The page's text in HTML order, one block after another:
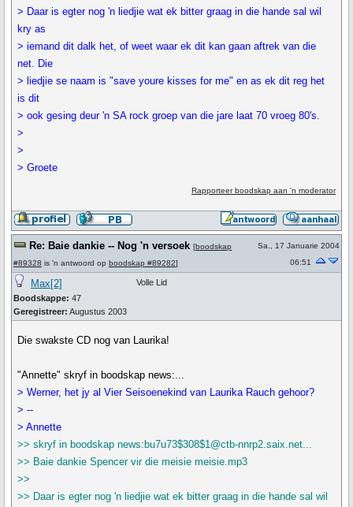
> Daar is egter nog 'n liedjie wat ek bitter graag in die hande sal wil
kry as
> iemand dit dalk het, of weet waar ek dit kan gaan aftrek van die
net. Die
> liedjie se naam is "save youre kisses for me" en as ek dit reg het
is dit
> ook gesing deur 'n SA rock groep van die jare laat 70 vroeg 80's.
>
>
> Groete
Rapporteer boodskap aan 'n moderator
Re: Baie dankie -- Nog 'n versoek [boodskap
#89328 is 'n antwoord op boodskap #89282]
Sa., 17 Januarie 2004
06:51
Max[2]
Boodskappe: 47
Geregistreer: Augustus 2003
Volle Lid
Die swakste CD nog van Laurika!
"Annette" skryf in boodskap news:...
> Werner, het jy al Vier Seisoenekind van Laurika Rauch gehoor?
> --
> Annette
>> skryf in boodskap news:bu7u73$308$1@ctb-nnrp2.saix.net...
>> Baie dankie Spencer vir die meisie meisie.mp3
>>
>> Daar is egter nog 'n liedjie wat ek bitter graag in die hande sal wil